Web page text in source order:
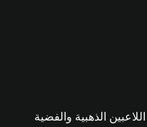
الذهبية والفضية